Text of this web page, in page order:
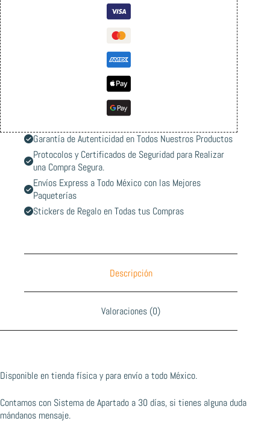
Teflon
Verde
cantidad
Garantía de Autenticidad en Todos Nuestros Productos
Protocolos y Certificados de Seguridad para Realizar
una Compra Segura.
Envíos Express a Todo México con las Mejores
Paqueterías
Stickers de Regalo en Todas tus Compras
Descripción
Valoraciones (0)
Disponible en tienda física y para envío a todo México.
Contamos con Sistema de Apartado a 30 días, si tienes alguna duda
mándanos mensaje.